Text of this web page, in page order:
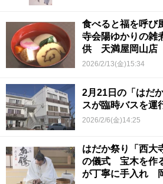
食べると福を呼
寺会陽ゆかりの雑
供 天満屋岡山店
2026/2/13(金)15:34
2月21日の「はだ
スが臨時バスを
2026/2/6(金)14:25
はだか祭り「西大
の儀式 宝木を作
が丁寧に手入れ